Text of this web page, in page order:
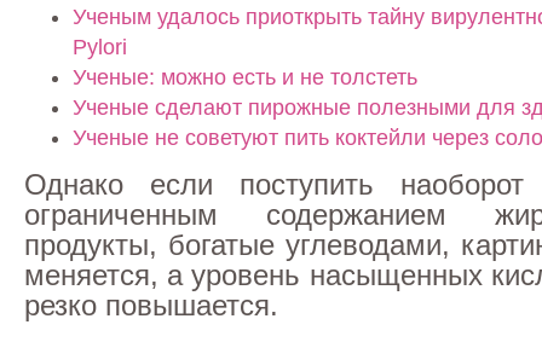
Ученым удалось приоткрыть тайну
Pylori
Ученые: можно есть и не толстеть
Ученые сделают пирожные полезными для
Ученые не советуют пить коктейли через
Однако если поступить
ограниченным содержанием
продукты, богатые углеводами,
меняется, а уровень насыщенных
резко повышается.